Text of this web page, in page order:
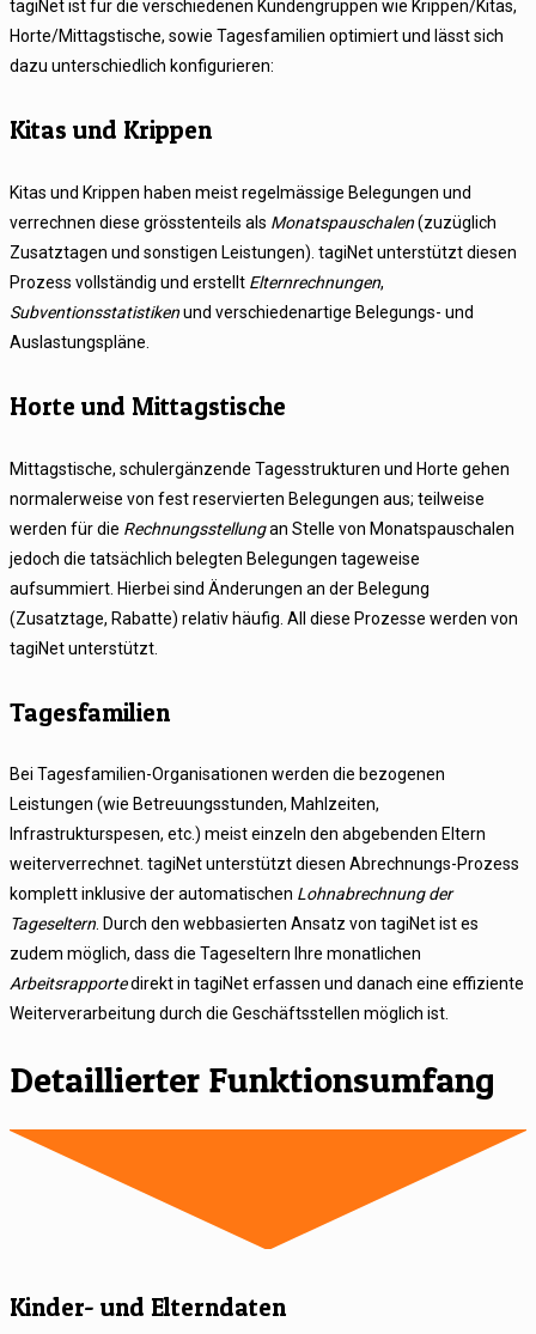
tagiNet ist für die verschiedenen Kundengruppen wie Krippen/Kitas,
Horte/Mittagstische, sowie Tagesfamilien optimiert und lässt sich
dazu unterschiedlich konfigurieren:
Kitas und Krippen
Kitas und Krippen haben meist regelmässige Belegungen und
verrechnen diese grösstenteils als Monatspauschalen(zuzüglich
Zusatztagen und sonstigen Leistungen). tagiNet unterstützt diesen
Prozess vollständig und erstellt Elternrechnungen,
Subventionsstatistikenund verschiedenartige Belegungs- und
Auslastungspläne.
Horte und Mittagstische
Mittagstische, schulergänzende Tagesstrukturen und Horte gehen
normalerweise von fest reservierten Belegungen aus; teilweise
werden für die Rechnungsstellungan Stelle von Monatspauschalen
jedoch die tatsächlich belegten Belegungen tageweise
aufsummiert. Hierbei sind Änderungen an der Belegung
(Zusatztage, Rabatte) relativ häufig. All diese Prozesse werden von
tagiNet unterstützt.
Tagesfamilien
Bei Tagesfamilien-Organisationen werden die bezogenen
Leistungen (wie Betreuungsstunden, Mahlzeiten,
Infrastrukturspesen, etc.) meist einzeln den abgebenden Eltern
weiterverrechnet. tagiNet unterstützt diesen Abrechnungs-Prozess
komplett inklusive der automatischen Lohnabrechnung der
Tageseltern. Durch den webbasierten Ansatz von tagiNet ist es
zudem möglich, dass die Tageseltern Ihre monatlichen
Arbeitsrapportedirekt in tagiNet erfassen und danach eine effiziente
Weiterverarbeitung durch die Geschäftsstellen möglich ist.
Detaillierter Funktionsumfang
Kinder- und Elterndaten